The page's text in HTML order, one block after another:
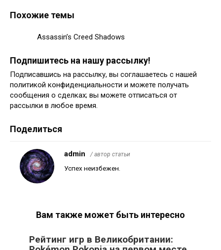
Похожие темы
Assassin’s Creed Shadows
Подпишитесь на нашу рассылку!
Подписавшись на рассылку, вы соглашаетесь с нашей
политикой конфиденциальности и можете получать
сообщения о сделках; вы можете отписаться от
рассылки в любое время.
Поделиться
admin / автор статьи
Успех неизбежен.
Вам также может быть интересно
Рейтинг игр в Великобритании: